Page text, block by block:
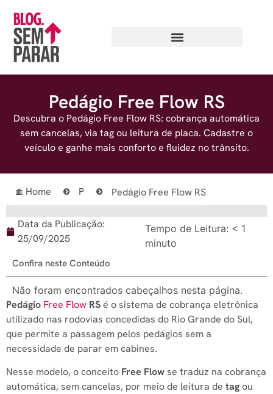
Pedágio Free Flow RS
Descubra o Pedágio Free Flow RS: cobrança automática
sem cancelas, via tag ou leitura de placa. Cadastre o
veículo e ganhe mais conforto e fluidez no trânsito.
Home P Pedágio Free Flow RS
Data da Publicação:
25/09/2025
Tempo de Leitura: < 1
minuto
Confira neste Conteúdo
Não foram encontrados cabeçalhos nesta página.
Pedágio Free Flow RSé o sistema de cobrança eletrônica
utilizado nas rodovias concedidas do Rio Grande do Sul,
que permite a passagem pelos pedágios sem a
necessidade de parar em cabines.
Nesse modelo, o conceito Free Flowse traduz na cobrança
automática, sem cancelas, por meio de leitura de tagou